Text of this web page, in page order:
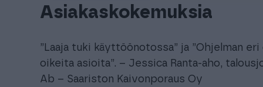
Asiakaskokemuksia
”Laaja tuki käyttöönotossa” ja ”Ohjelman
oikeita asioita”. – Jessica Ranta-aho,
Ab – Saariston Kaivonporaus Oy